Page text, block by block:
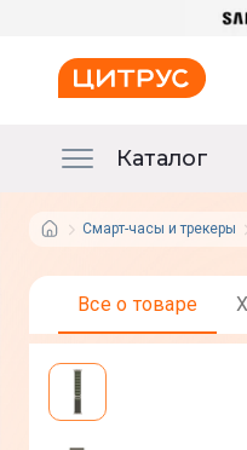
Каталог
Смарт-часы и трекеры
Все о товаре